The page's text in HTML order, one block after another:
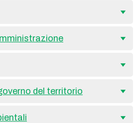
del territorio